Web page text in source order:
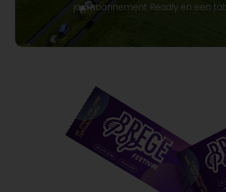
jaarabonnement Readly en een